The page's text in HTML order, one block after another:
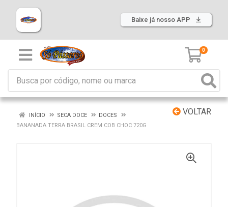
Baixe já nosso APP
0
VOLTAR
INÍCIO SECA DOCE
DOCES
BANANADA TERRA BRASIL CREM COB CHOC 720G